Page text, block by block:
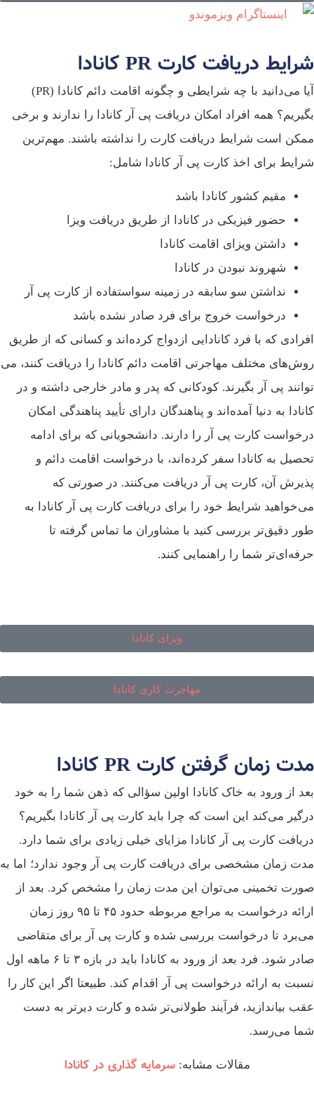
شرایط دریافت کارت PR کانادا
آیا می‌دانید با چه شرایطی و چگونه اقامت دائم کانادا (PR)
بگیریم؟ همه افراد امکان دریافت پی آر کانادا را ندارند و برخی
ممکن است شرایط دریافت کارت را نداشته باشند. مهم‌ترین
شرایط برای اخذ کارت پی آر کانادا شامل:
مقیم کشور کانادا باشد
حضور فیزیکی در کانادا از طریق دریافت ویزا
داشتن ویزای اقامت کانادا
شهروند نبودن در کانادا
نداشتن سو سابقه در زمینه سواستفاده از کارت پی آر
درخواست خروج برای فرد صادر نشده باشد
افرادی که با فرد کانادایی ازدواج کرده‌اند و کسانی که از طریق
روش‌های مختلف مهاجرتی اقامت دائم کانادا را دریافت کنند، می
توانند پی آر بگیرند. کودکانی که پدر و مادر خارجی داشته و در
کانادا به دنیا آمده‌اند و پناهندگان دارای تأیید پناهندگی امکان
درخواست کارت پی آر را دارند. دانشجویانی که برای ادامه
تحصیل به کانادا سفر کرده‌اند، با درخواست اقامت دائم و
پذیرش آن، کارت پی آر دریافت می‌کنند. در صورتی که
می‌خواهید شرایط خود را برای دریافت کارت پی آر کانادا به
طور دقیق‌تر بررسی کنید با مشاوران ما تماس گرفته تا
حرفه‌ای‌تر شما را راهنمایی کنند.
ویزای کانادا
مهاجرت کاری کانادا
مدت زمان گرفتن کارت PR کانادا
بعد از ورود به خاک کانادا اولین سؤالی که ذهن شما را به خود
درگیر می‌کند این است که چرا باید کارت پی آر کانادا بگیریم؟
دریافت کارت پی آر کانادا مزایای خیلی زیادی برای شما دارد.
مدت زمان مشخصی برای دریافت کارت پی آر وجود ندارد؛ اما به
صورت تخمینی می‌توان این مدت زمان را مشخص کرد. بعد از
ارائه درخواست به مراجع مربوطه حدود ۴۵ تا ۹۵ روز زمان
می‌برد تا درخواست بررسی شده و کارت پی آر برای متقاضی
صادر شود. فرد بعد از ورود به کانادا باید در بازه ۳ تا ۶ ماهه اول
نسبت به ارائه درخواست پی آر اقدام کند. طبیعتا اگر این کار را
عقب بیاندازید، فرآیند طولانی‌تر شده و کارت دیرتر به دست
شما می‌رسد.
مقالات مشابه:سرمایه گذاری در کانادا